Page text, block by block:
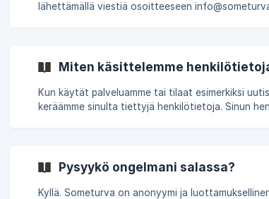
lähettämällä viestiä osoitteeseen
Miten käsittelemme
Kun käytät palveluamme tai tilaat esimerkiksi
keräämme sinulta tiettyjä henkilötietoja. Sinun
tarkoituksiin. 1. Kun kirjaudut palveluun Kun kirjaudut sisään
palveluumme, pyydämme sinulta puhelinnumerosi
Pysyykö ongelmani salassa?
Kyllä. Someturva on anonyymi ja